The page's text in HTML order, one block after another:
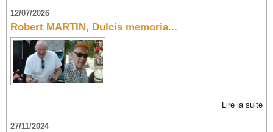
12/07/2026
Robert MARTIN, Dulcis memoria...
Lire la suite
27/11/2024